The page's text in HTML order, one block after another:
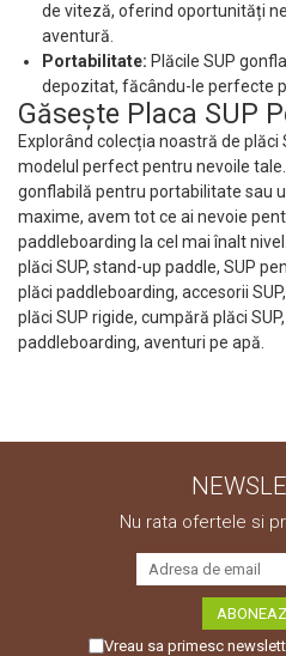
de viteză, oferind oportunități
aventură.
Portabilitate: Plăcile SUP
depozitat, făcându-le perfecte
Găsește Placa SUP
Explorând colecția noastră de plăci
modelul perfect pentru nevoile
gonflabilă pentru portabilitate sau
maxime, avem tot ce ai nevoie
paddleboarding la cel mai înalt nivel.
plăci SUP, stand-up paddle, SUP
plăci paddleboarding, accesorii
plăci SUP rigide, cumpără plăci
paddleboarding, aventuri pe apă.
Nu rata ofertele si
Vreau sa primesc